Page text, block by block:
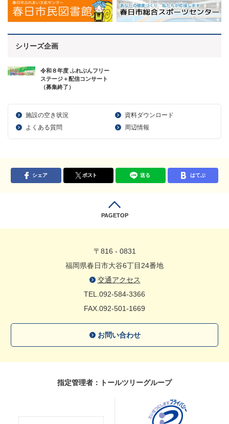
シリーズ企画
令和８年度 ふれぶんフリー
ステージ＋配信コンサート
（募集終了）
施設の空き状況
資料ダウンロード
よくある質問
周辺情報
シェア ポスト 送る はてぶ
PAGETOP
〒816 - 0831
福岡県春日市大谷6丁目24番地
交通アクセス
TEL.092-584-3366
FAX.092-501-1669
お問い合わせ
指定管理者：トールツリーグループ